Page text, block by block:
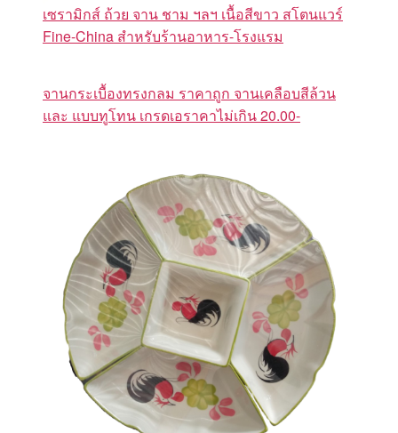
เซรามิกส์ ถ้วย จาน ชาม ฯลฯ เนื้อสีขาว สโตนแวร์
Fine-China สำหรับร้านอาหาร-โรงแรม
จานกระเบื้องทรงกลม ราคาถูก จานเคลือบสีล้วน
และ แบบทูโทน เกรดเอราคาไม่เกิน 20.00-